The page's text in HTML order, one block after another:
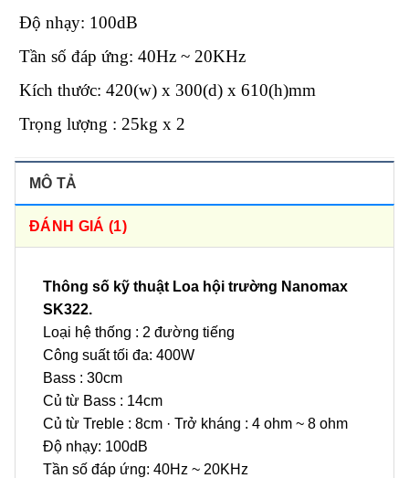
Độ nhạy: 100dB
Tần số đáp ứng: 40Hz ~ 20KHz
Kích thước: 420(w) x 300(d) x 610(h)mm
Trọng lượng : 25kg x 2
MÔ TẢ
ĐÁNH GIÁ (1)
Thông số kỹ thuật Loa hội trường Nanomax
SK322.
Loại hệ thống : 2 đường tiếng
Công suất tối đa: 400W
Bass : 30cm
Củ từ Bass : 14cm
Củ từ Treble : 8cm · Trở kháng : 4 ohm ~ 8 ohm
Độ nhạy: 100dB
Tần số đáp ứng: 40Hz ~ 20KHz